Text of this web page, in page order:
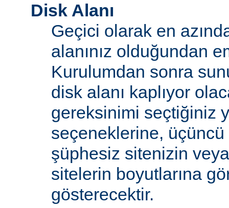
Disk Alanı
Geçici olarak en
alanınız olduğundan
Kurulumdan sonra
disk alanı kaplıyor
gereksinimi seçtiğiniz
seçeneklerine,
şüphesiz sitenizin
sitelerin boyutlarına
gösterecektir.